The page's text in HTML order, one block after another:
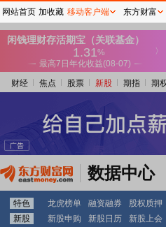
财经 焦点 股票 新股 期指 期
数据中心
特色 龙虎榜单 融资融券 股权质押
新股
新股申购 新股日历 新股上会
网站首页 加收藏 移动客户端 东方财富